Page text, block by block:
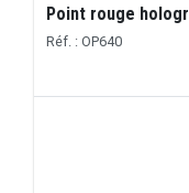
Point rouge
Réf. : OP640